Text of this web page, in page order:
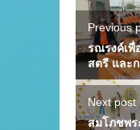
Previous
รณรงค์เพื่
สตรี และ
Next post
สมโภชพ